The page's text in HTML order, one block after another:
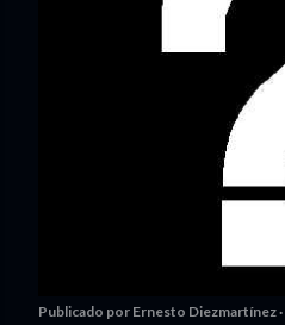
Publicado por Ernesto Diezmartínez